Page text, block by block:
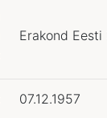
Erakond Eesti
07.12.1957